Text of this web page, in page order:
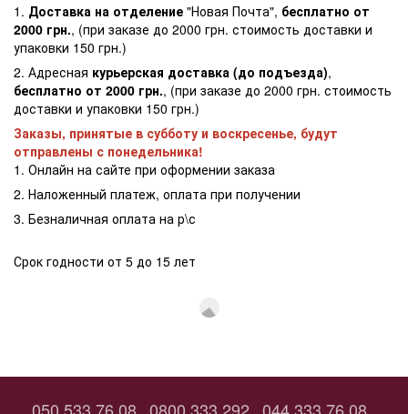
1. Доставка на отделение "Новая Почта", бесплатно от
2000 грн., (при заказе до 2000 грн. стоимость доставки и
упаковки 150 грн.)
2. Адресная курьерская доставка (до подъезда),
бесплатно от 2000 грн., (при заказе до 2000 грн. стоимость
доставки и упаковки 150 грн.)
Заказы, принятые в субботу и воскресенье, будут
отправлены с понедельника!
1. Онлайн на сайте при оформении заказа
2. Наложенный платеж, оплата при получении
3. Безналичная оплата на р\с
Срок годности от 5 до 15 лет
050 533 76 08 0800 333 292 044 333 76 08